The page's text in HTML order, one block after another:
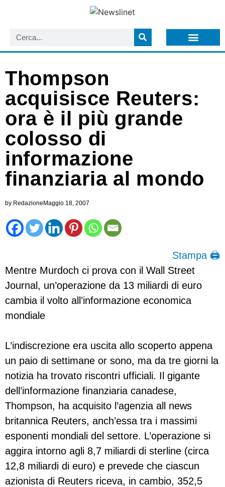
Thompson
acquisisce Reuters:
ora è il più grande
colosso di
informazione
finanziaria al mondo
by RedazioneMaggio 18, 2007
Stampa 🖨
Mentre Murdoch ci prova con il Wall Street
Journal, un’operazione da 13 miliardi di euro
cambia il volto all’informazione economica
mondiale
L’indiscrezione era uscita allo scoperto appena
un paio di settimane or sono, ma da tre giorni la
notizia ha trovato riscontri ufficiali. Il gigante
dell’informazione finanziaria canadese,
Thompson, ha acquisito l’agenzia all news
britannica Reuters, anch’essa tra i massimi
esponenti mondiali del settore. L’operazione si
aggira intorno agli 8,7 miliardi di sterline (circa
12,8 miliardi di euro) e prevede che ciascun
azionista di Reuters riceva, in cambio, 352,5